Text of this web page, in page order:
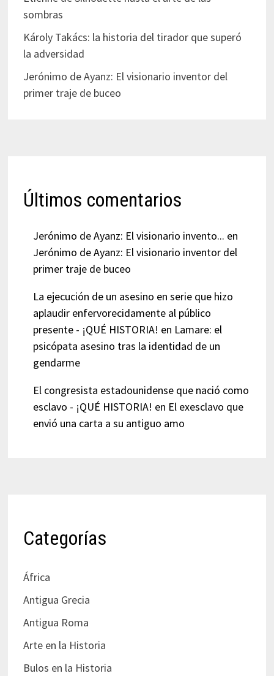
sombras
Károly Takács: la historia del tirador que superó
la adversidad
Jerónimo de Ayanz: El visionario inventor del
primer traje de buceo
Últimos comentarios
Jerónimo de Ayanz: El visionario invento... en
Jerónimo de Ayanz: El visionario inventor del
primer traje de buceo
La ejecución de un asesino en serie que hizo
aplaudir enfervorecidamente al público
presente - ¡QUÉ HISTORIA! en Lamare: el
psicópata asesino tras la identidad de un
gendarme
El congresista estadounidense que nació como
esclavo - ¡QUÉ HISTORIA! en El exesclavo que
envió una carta a su antiguo amo
Categorías
África
Antigua Grecia
Antigua Roma
Arte en la Historia
Bulos en la Historia